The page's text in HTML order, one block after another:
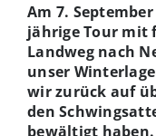
Am 7.
jährige Tour mit
Landweg nach
unser
wir zurück auf
den
bewältigt